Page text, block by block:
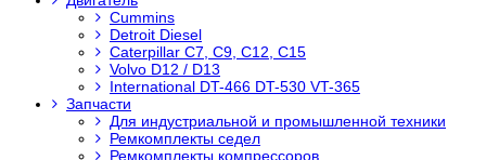
Cummins
Detroit Diesel
Caterpillar C7, C9, C12, C15
Volvo D12 / D13
International DT-466 DT-530 VT-365
Запчасти
Для индустриальной и промышленной техники
Ремкомплекты седел
Ремкомплекты компрессоров